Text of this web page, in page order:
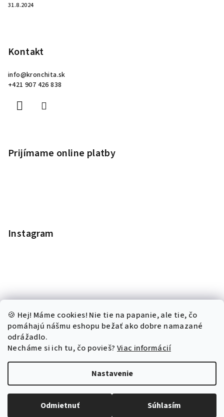
🍪 Hej! Máme cookies! Nie tie na papanie, ale tie, čo
pomáhajú nášmu eshopu bežať ako dobre namazané
odrážadlo.
Necháme si ich tu, čo povieš? Viac informácií
Nastavenie
Odmietnuť Súhlasím
31.8.2024
Kontakt
info@kronchita.sk
+421 907 426 838
Prijímame online platby
Instagram
Sledovať na Instagrame
Kronchita.sk